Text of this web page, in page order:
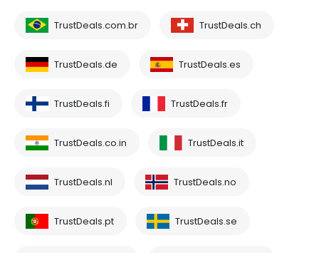
TrustDeals.com.br TrustDeals.ch
TrustDeals.de TrustDeals.es
TrustDeals.fi TrustDeals.fr
TrustDeals.co.in TrustDeals.it
TrustDeals.nl TrustDeals.no
TrustDeals.pt TrustDeals.se